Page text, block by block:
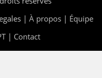
| À propos | Équipe
| Contact